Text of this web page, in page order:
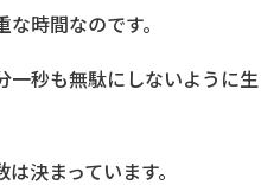
時間なのです。
一秒も無駄にしないように生
決まっています。